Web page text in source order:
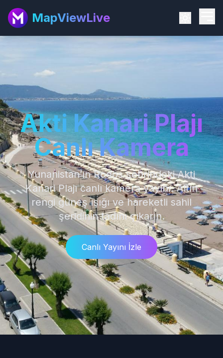
MapViewLive
Akti Kanari Plajı
Canlı Kamera
Yunanistan’ın Rodos şehrindeki Akti
Kanari Plajı canlı kamera yayını. Altın
rengi güneş ışığı ve hareketli sahil
şeridinin tadını çıkarın.
Canlı Yayını İzle